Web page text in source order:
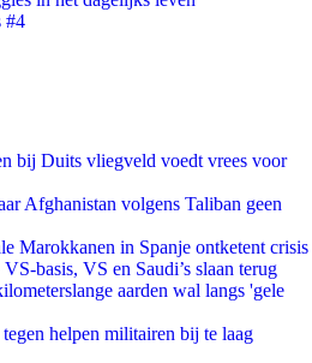
#4
bij Duits vliegveld voedt vrees voor
Afghanistan volgens Taliban geen
Marokkanen in Spanje ontketent crisis
basis, VS en Saudi’s slaan terug
aarden wal langs 'gele
helpen militairen bij te laag